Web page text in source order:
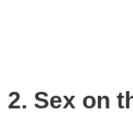
2. Sex on